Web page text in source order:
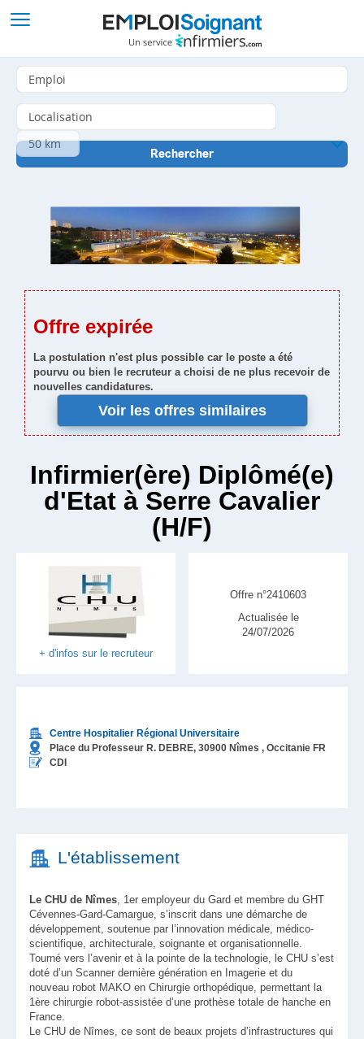
Offre expirée
La postulation n'est plus possible car le poste a été
pourvu ou bien le recruteur a choisi de ne plus recevoir de
nouvelles candidatures.
Voir les offres similaires
Infirmier(ère) Diplômé(e)
d'Etat à Serre Cavalier
(H/F)
+ d'infos sur le recruteur
Centre Hospitalier Régional Universitaire
Place du Professeur R. DEBRE, 30900 Nîmes , Occitanie FR
CDI
Offre n°2410603
Actualisée le
24/07/2026
L'établissement
Le CHU de Nîmes, 1er employeur du Gard et membre du GHT
Cévennes-Gard-Camargue, s’inscrit dans une démarche de
développement, soutenue par l’innovation médicale, médico-
scientifique, architecturale, soignante et organisationnelle.
Tourné vers l’avenir et à la pointe de la technologie, le CHU s’est
doté d’un Scanner dernière génération en Imagerie et du
nouveau robot MAKO en Chirurgie orthopédique, permettant la
1ère chirurgie robot-assistée d’une prothèse totale de hanche en
France.
Le CHU de Nîmes, ce sont de beaux projets d’infrastructures qui